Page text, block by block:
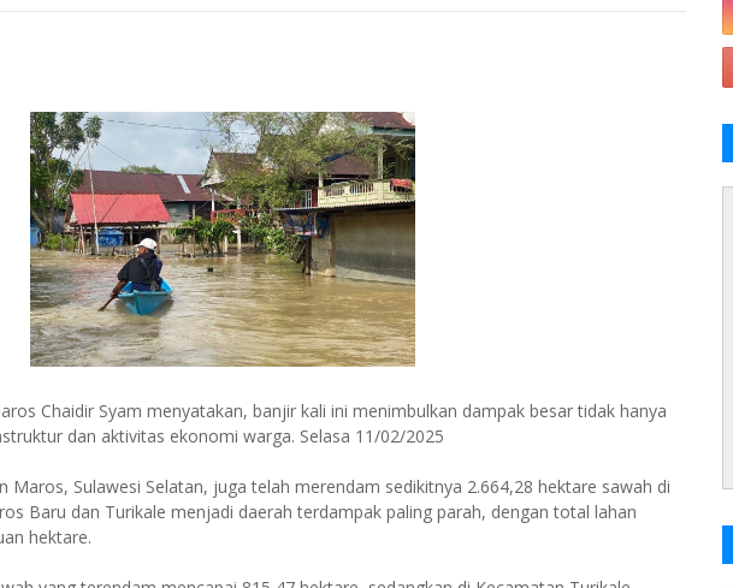
Chaidir Syam menyatakan, banjir kali ini menimbulkan dampak besar tidak hanya
dan aktivitas ekonomi warga. Selasa 11/02/2025
Maros, Sulawesi Selatan, juga telah merendam sedikitnya 2.664,28 hektare sawah di
Baru dan Turikale menjadi daerah terdampak paling parah, dengan total lahan
hektare.